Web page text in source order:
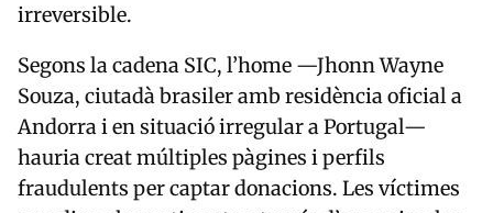
irreversible.
Segons la cadena SIC, l’home —Jhonn Wayne
Souza, ciutadà brasiler amb residència oficial a
Andorra i en situació irregular a Portugal—
hauria creat múltiples pàgines i perfils
fraudulents per captar donacions. Les víctimes